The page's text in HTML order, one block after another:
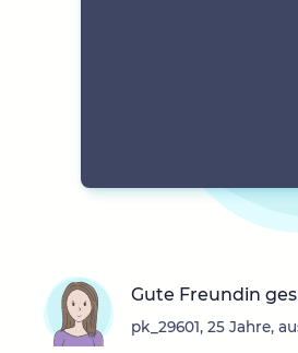
Gute Freundin
pk_29601, 25 Jahre,